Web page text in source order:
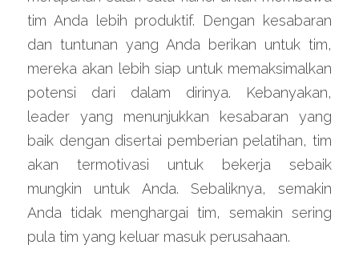
tim Anda lebih produktif. Dengan kesabaran
dan tuntunan yang Anda berikan untuk tim,
mereka akan lebih siap untuk memaksimalkan
potensi dari dalam dirinya. Kebanyakan,
leader yang menunjukkan kesabaran yang
baik dengan disertai pemberian pelatihan, tim
akan termotivasi untuk bekerja sebaik
mungkin untuk Anda. Sebaliknya, semakin
Anda tidak menghargai tim, semakin sering
pula tim yang keluar masuk perusahaan.